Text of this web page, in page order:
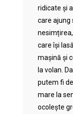
ridicate și
care ajung
care își
mașină și
la volan.
putem fi
mare la
ocolește